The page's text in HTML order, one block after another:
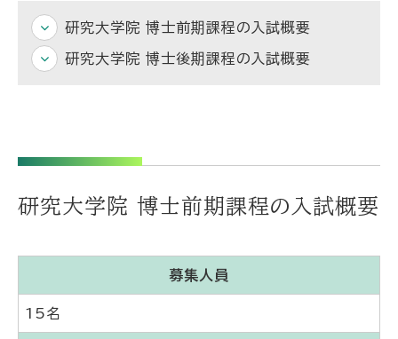
研究大学院 博士前期課程の入試概要
研究大学院 博士後期課程の入試概要
研究大学院 博士前期課程の入試概要
募集人員
15名